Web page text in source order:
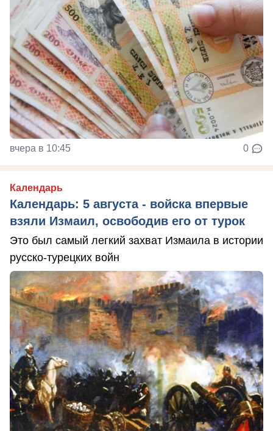
вчера в 10:45 0
Календарь
Календарь: 5 августа - войска впервые
взяли Измаил, освободив его от турок
Это был самый легкий захват Измаила в истории
русско-турецких войн